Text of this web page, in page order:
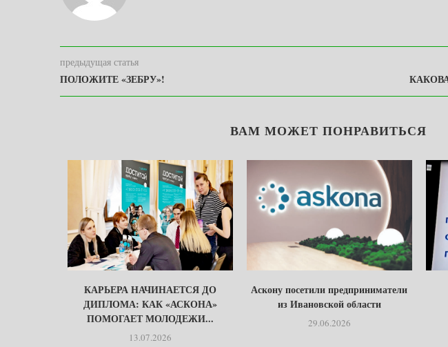
предыдущая статья
ПОЛОЖИТЕ «ЗЕБРУ»!
ВАМ МОЖЕТ ПОНРАВИТЬСЯ
КАРЬЕРА НАЧИНАЕТСЯ ДО
ДИПЛОМА: КАК «АСКОНА»
ПОМОГАЕТ МОЛОДЕЖИ...
13.07.2026
Аскону посетили предприниматели
из Ивановской области
29.06.2026